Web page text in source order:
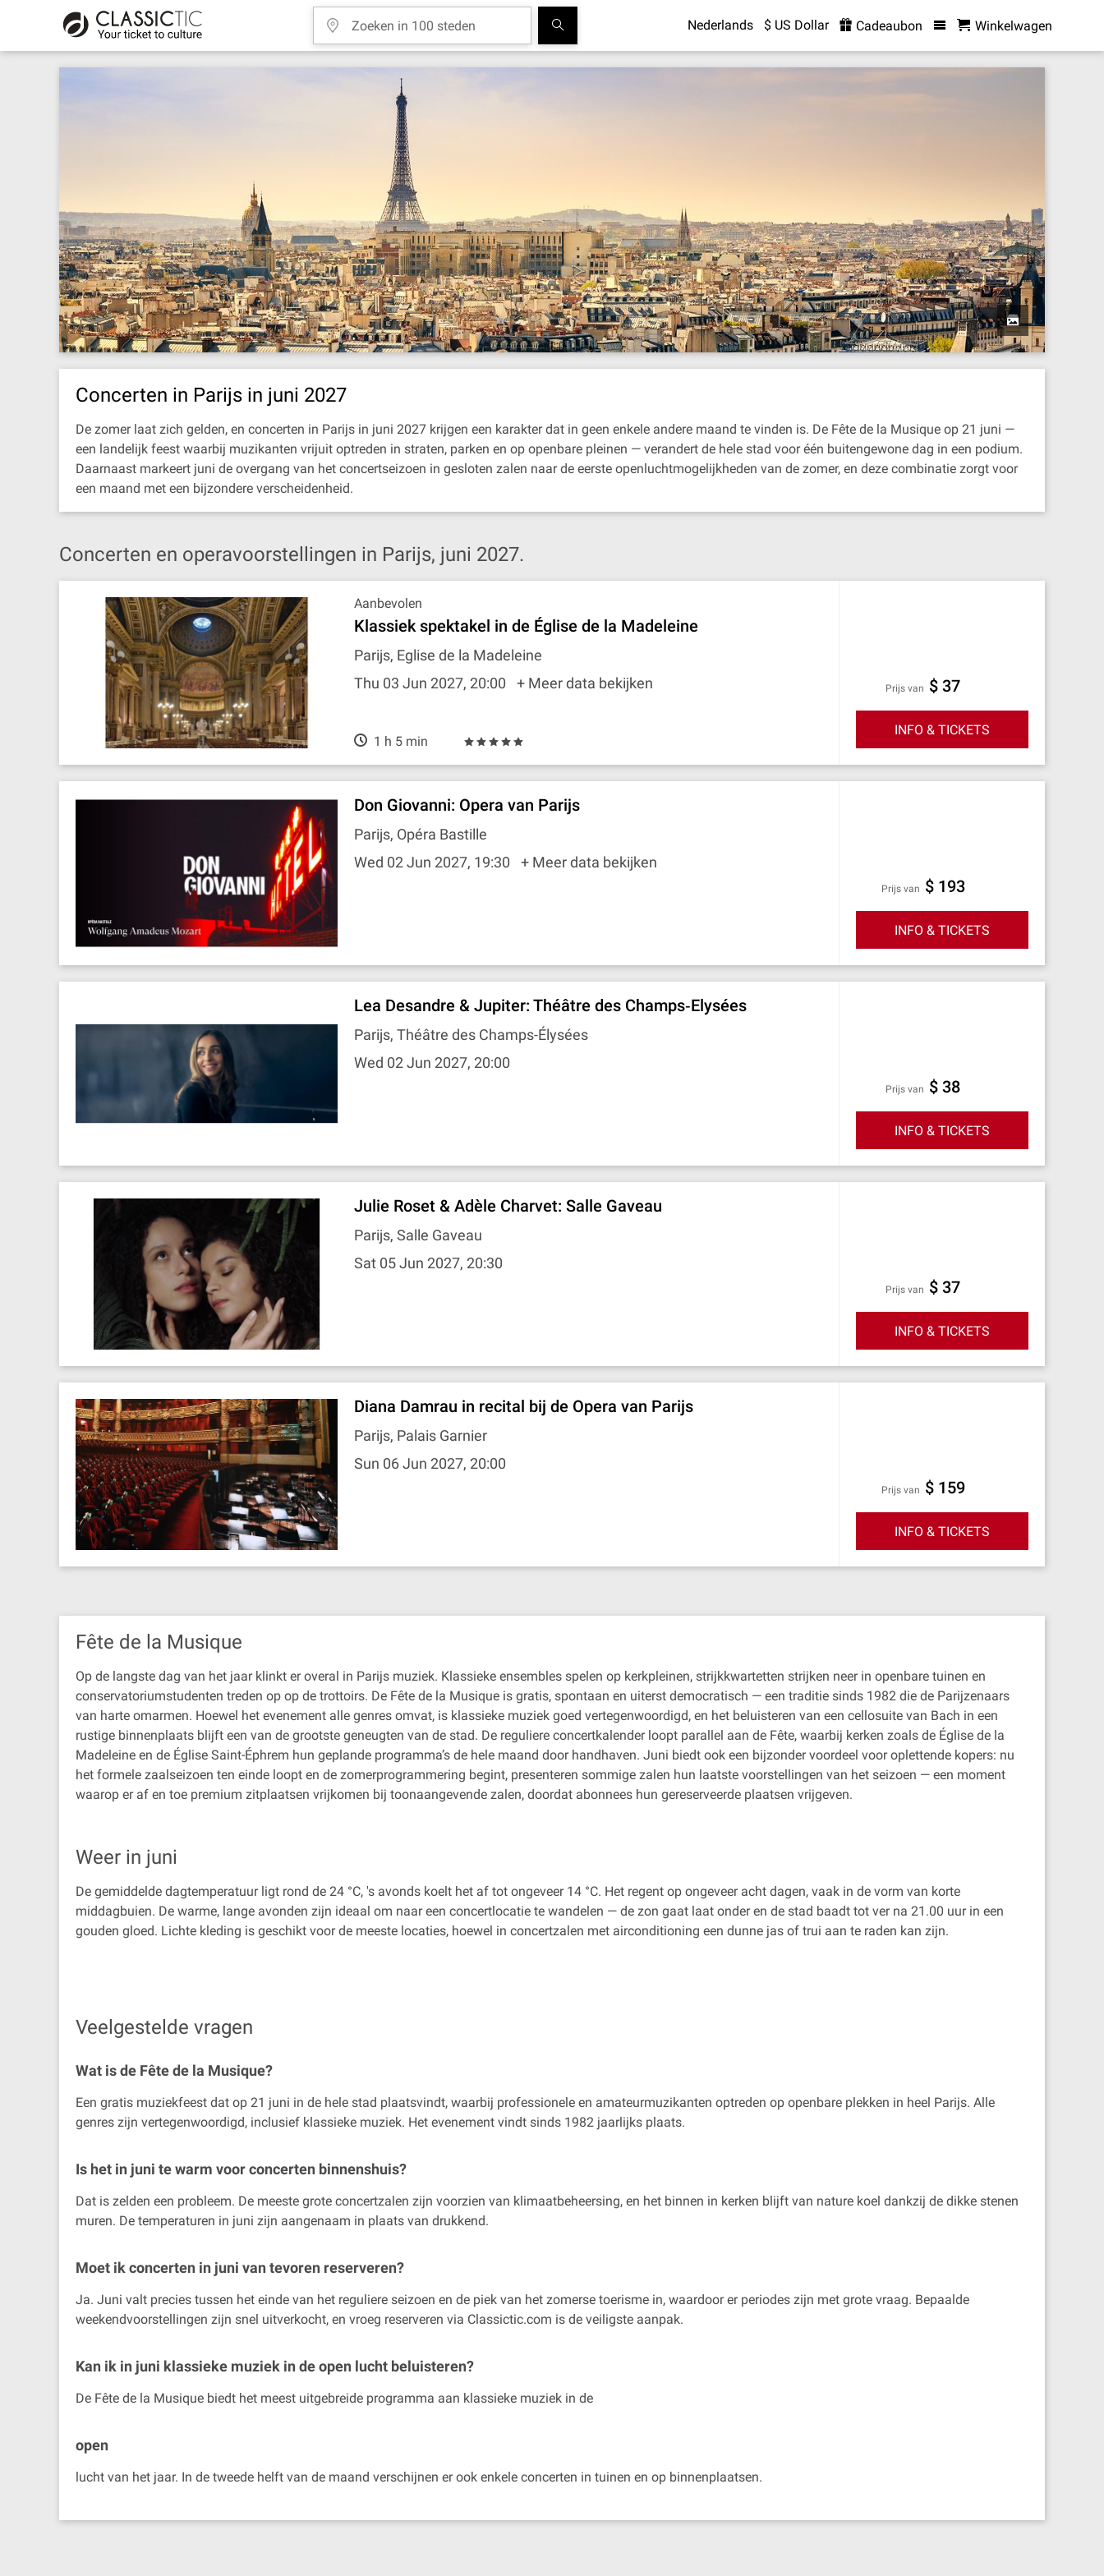
Nederlands $ US Dollar Cadeaubon Winkelwagen
Concerten in Parijs in juni 2027
De zomer laat zich gelden, en concerten in Parijs in juni 2027 krijgen een karakter dat in geen enkele andere maand te vinden is. De Fête de la Musique op 21 juni —
een landelijk feest waarbij muzikanten vrijuit optreden in straten, parken en op openbare pleinen — verandert de hele stad voor één buitengewone dag in een podium.
Daarnaast markeert juni de overgang van het concertseizoen in gesloten zalen naar de eerste openluchtmogelijkheden van de zomer, en deze combinatie zorgt voor
een maand met een bijzondere verscheidenheid.
Concerten en operavoorstellingen in Parijs, juni 2027.
Aanbevolen
Klassiek spektakel in de Église de la Madeleine
Parijs, Eglise de la Madeleine
Thu 03 Jun 2027, 20:00
+ Meer data bekijken
1 h 5 min
prijs van $ 37
INFO & TICKETS
Don Giovanni: Opera van Parijs
Parijs, Opéra Bastille
Wed 02 Jun 2027, 19:30
+ Meer data bekijken
prijs van $ 193
INFO & TICKETS
Lea Desandre & Jupiter: Théâtre des Champs‐Elysées
Parijs, Théâtre des Champs-Élysées
Wed 02 Jun 2027, 20:00
prijs van $ 38
INFO & TICKETS
Julie Roset & Adèle Charvet: Salle Gaveau
Parijs, Salle Gaveau
Sat 05 Jun 2027, 20:30
prijs van $ 37
INFO & TICKETS
Diana Damrau in recital bij de Opera van Parijs
Parijs, Palais Garnier
Sun 06 Jun 2027, 20:00
prijs van $ 159
INFO & TICKETS
Fête de la Musique
Op de langste dag van het jaar klinkt er overal in Parijs muziek. Klassieke ensembles spelen op kerkpleinen, strijkkwartetten strijken neer in openbare tuinen en
conservatoriumstudenten treden op op de trottoirs. De Fête de la Musique is gratis, spontaan en uiterst democratisch — een traditie sinds 1982 die de Parijzenaars
van harte omarmen. Hoewel het evenement alle genres omvat, is klassieke muziek goed vertegenwoordigd, en het beluisteren van een cellosuite van Bach in een
rustige binnenplaats blijft een van de grootste geneugten van de stad. De reguliere concertkalender loopt parallel aan de Fête, waarbij kerken zoals de Église de la
Madeleine en de Église Saint-Éphrem hun geplande programma’s de hele maand door handhaven. Juni biedt ook een bijzonder voordeel voor oplettende kopers: nu
het formele zaalseizoen ten einde loopt en de zomerprogrammering begint, presenteren sommige zalen hun laatste voorstellingen van het seizoen — een moment
waarop er af en toe premium zitplaatsen vrijkomen bij toonaangevende zalen, doordat abonnees hun gereserveerde plaatsen vrijgeven.
Weer in juni
De gemiddelde dagtemperatuur ligt rond de 24 °C, 's avonds koelt het af tot ongeveer 14 °C. Het regent op ongeveer acht dagen, vaak in de vorm van korte
middagbuien. De warme, lange avonden zijn ideaal om naar een concertlocatie te wandelen — de zon gaat laat onder en de stad baadt tot ver na 21.00 uur in een
gouden gloed. Lichte kleding is geschikt voor de meeste locaties, hoewel in concertzalen met airconditioning een dunne jas of trui aan te raden kan zijn.
Veelgestelde vragen
Wat is de Fête de la Musique?
Een gratis muziekfeest dat op 21 juni in de hele stad plaatsvindt, waarbij professionele en amateurmuzikanten optreden op openbare plekken in heel Parijs. Alle
genres zijn vertegenwoordigd, inclusief klassieke muziek. Het evenement vindt sinds 1982 jaarlijks plaats.
Is het in juni te warm voor concerten binnenshuis?
Dat is zelden een probleem. De meeste grote concertzalen zijn voorzien van klimaatbeheersing, en het binnen in kerken blijft van nature koel dankzij de dikke stenen
muren. De temperaturen in juni zijn aangenaam in plaats van drukkend.
Moet ik concerten in juni van tevoren reserveren?
Ja. Juni valt precies tussen het einde van het reguliere seizoen en de piek van het zomerse toerisme in, waardoor er periodes zijn met grote vraag. Bepaalde
weekendvoorstellingen zijn snel uitverkocht, en vroeg reserveren via Classictic.com is de veiligste aanpak.
Kan ik in juni klassieke muziek in de open lucht beluisteren?
De Fête de la Musique biedt het meest uitgebreide programma aan klassieke muziek in de
open
lucht van het jaar. In de tweede helft van de maand verschijnen er ook enkele concerten in tuinen en op binnenplaatsen.